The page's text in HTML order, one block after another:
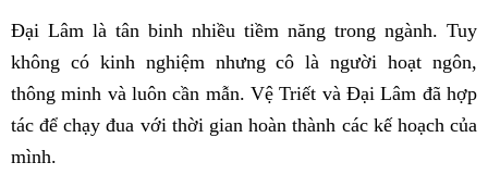
Đại Lâm là tân binh nhiều tiềm năng trong ngành. Tuy
không có kinh nghiệm nhưng cô là người hoạt ngôn,
thông minh và luôn cần mẫn. Vệ Triết và Đại Lâm đã hợp
tác để chạy đua với thời gian hoàn thành các kế hoạch của
mình.